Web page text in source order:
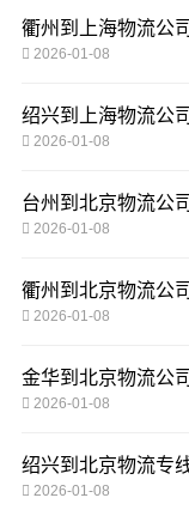
衢州到上海物流公
2026-01-08
绍兴到上海物流公
2026-01-08
台州到北京物流公
2026-01-08
衢州到北京物流公
2026-01-08
金华到北京物流公
2026-01-08
绍兴到北京物流专
2026-01-08